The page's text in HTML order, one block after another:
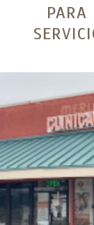
PARA